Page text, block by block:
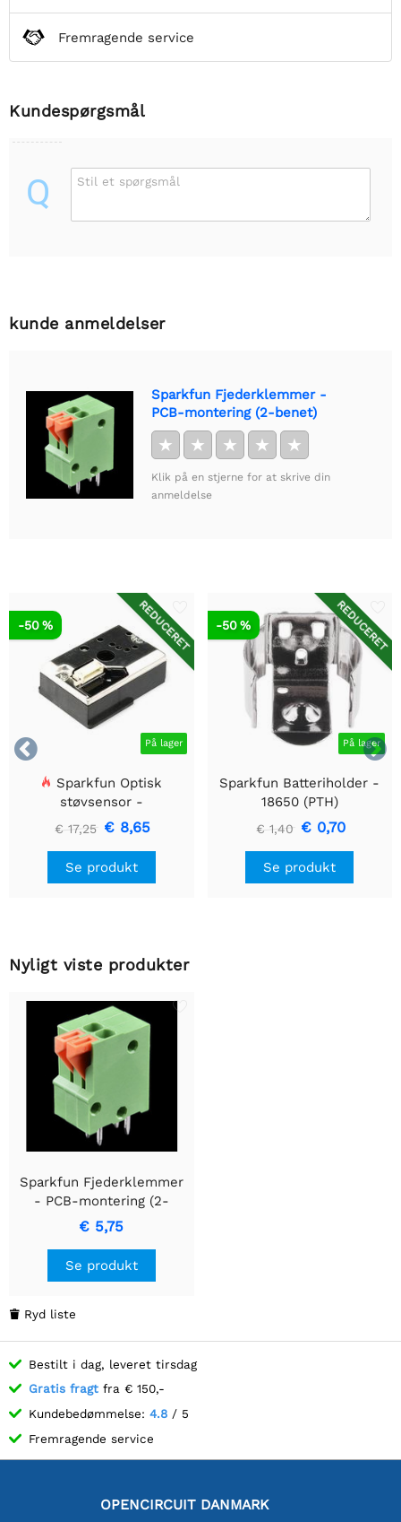
Fremragende service
Kundespørgsmål
Q Stil et spørgsmål
kunde anmeldelser
Sparkfun Fjederklemmer -
PCB-montering (2-benet)
★ ★ ★ ★ ★
Klik på en stjerne for at skrive din
anmeldelse


REDUCERET
På lager
-50 %
Sparkfun Optisk
støvsensor -
GP2Y1010AU0F
€ 17,25 € 8,65
Se produkt
REDUCERET
På lager
-50 %
Sparkfun Batteriholder -
18650 (PTH)
€ 1,40 € 0,70
Se produkt
Nyligt viste produkter
Sparkfun Fjederklemmer
- PCB-montering (2-
benet)
€ 5,75
Se produkt
 Ryd liste
Bestilt i dag, leveret tirsdag
Gratis fragt fra € 150,-
Kundebedømmelse: 4.8 / 5
Fremragende service
OPENCIRCUIT DANMARK